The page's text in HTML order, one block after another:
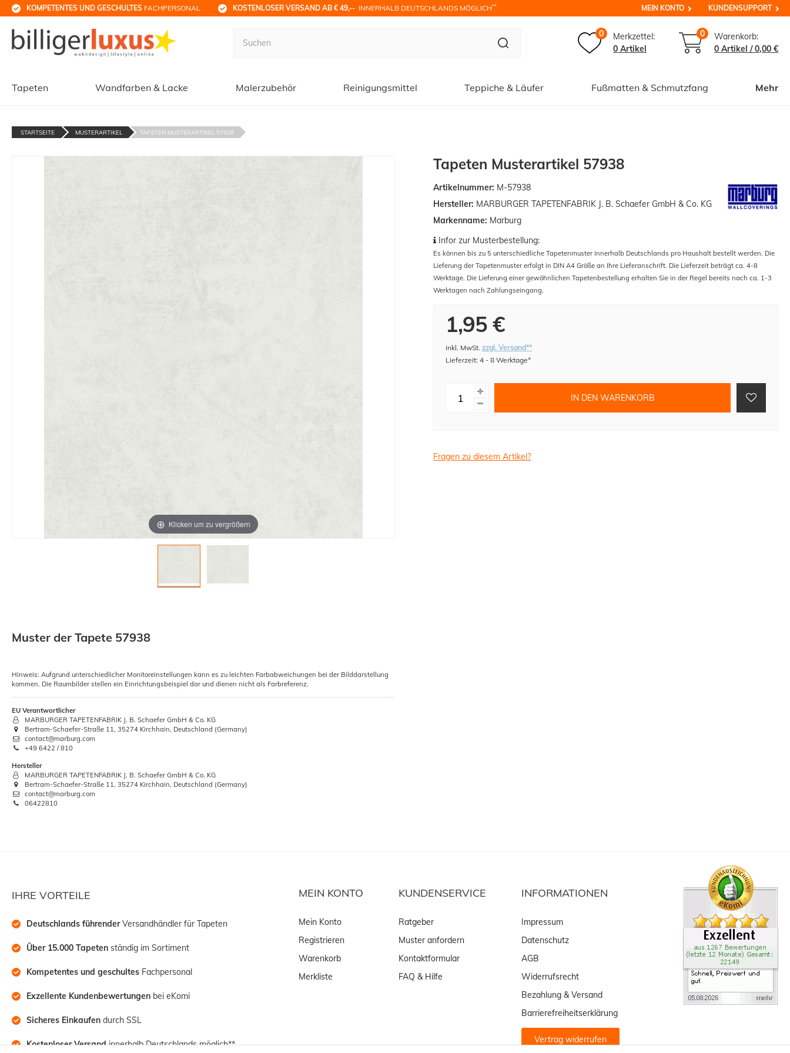
KOMPETENTES UND GESCHULTES FACHPERSONAL KOSTENLOSER VERSAND AB € 49,-- INNERHALB DEUTSCHLANDS MÖGLICH** MEIN KONTO KUNDENSUPPORT
0
Merkzettel:
0 Artikel
0
Warenkorb:
0 Artikel /0,00 €
Tapeten Wandfarben & Lacke Malerzubehör Reinigungsmittel Teppiche & Läufer Fußmatten & Schmutzfang Mehr
STARTSEITE MUSTERARTIKEL TAPETEN MUSTERARTIKEL 57938
Klicken um zu vergrößern
Tapeten Musterartikel 57938
Artikelnummer: M-57938
Hersteller: MARBURGER TAPETENFABRIK J. B. Schaefer GmbH & Co. KG
Markenname: Marburg
Infor zur Musterbestellung:
Es können bis zu 5 unterschiedliche Tapetenmuster innerhalb Deutschlands pro Haushalt bestellt werden. Die
Lieferung der Tapetenmuster erfolgt in DIN A4 Größe an Ihre Lieferanschrift. Die Lieferzeit beträgt ca. 4-8
Werktage. Die Lieferung einer gewöhnlichen Tapetenbestellung erhalten Sie in der Regel bereits nach ca. 1-3
Werktagen nach Zahlungseingang.
1,95 €
inkl. MwSt.zzgl. Versand**
Lieferzeit: 4 - 8 Werktage*
IN DEN WARENKORB
Fragen zu diesem Artikel?
Muster der Tapete 57938
Hinweis: Aufgrund unterschiedlicher Monitoreinstellungen kann es zu leichten Farbabweichungen bei der Bilddarstellung
kommen. Die Raumbilder stellen ein Einrichtungsbeispiel dar und dienen nicht als Farbreferenz.
EU Verantwortlicher
MARBURGER TAPETENFABRIK J. B. Schaefer GmbH & Co. KG
Bertram-Schaefer-Straße 11, 35274 Kirchhain, Deutschland (Germany)
contact@marburg.com
+49 6422 / 810
Hersteller
MARBURGER TAPETENFABRIK J. B. Schaefer GmbH & Co. KG
Bertram-Schaefer-Straße 11, 35274 Kirchhain, Deutschland (Germany)
contact@marburg.com
06422810
IHRE VORTEILE
Deutschlands führender Versandhändler für Tapeten
Über 15.000 Tapeten ständig im Sortiment
Kompetentes und geschultes Fachpersonal
Exzellente Kundenbewertungen bei eKomi
Sicheres Einkaufen durch SSL
Kostenloser Versand innerhalb Deutschlands möglich**
MEIN KONTO
Mein Konto
Registrieren
Warenkorb
Merkliste
KUNDENSERVICE
Ratgeber
Muster anfordern
Kontaktformular
FAQ & Hilfe
INFORMATIONEN
Impressum
Datenschutz
AGB
Widerrufsrecht
Bezahlung & Versand
Barrierefreiheitserklärung
Vertrag widerrufen